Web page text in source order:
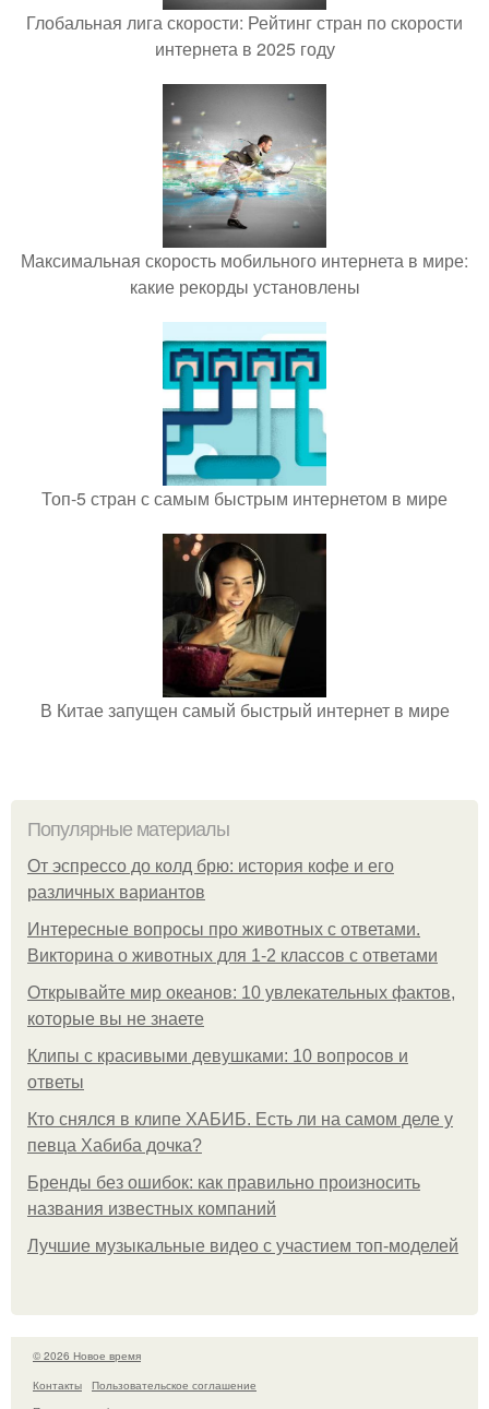
Глобальная лига скорости: Рейтинг стран по скорости
интернета в 2025 году
Максимальная скорость мобильного интернета в мире:
какие рекорды установлены
Топ-5 стран с самым быстрым интернетом в мире
В Китае запущен самый быстрый интернет в мире
Популярные материалы
От эспрессо до колд брю: история кофе и его
различных вариантов
Интересные вопросы про животных с ответами.
Викторина о животных для 1-2 классов с ответами
Открывайте мир океанов: 10 увлекательных фактов,
которые вы не знаете
Клипы с красивыми девушками: 10 вопросов и
ответы
Кто снялся в клипе ХАБИБ. Есть ли на самом деле у
певца Хабиба дочка?
Бренды без ошибок: как правильно произносить
названия известных компаний
Лучшие музыкальные видео с участием топ-моделей
© 2026 Новое время
Контакты
Пользовательское соглашение